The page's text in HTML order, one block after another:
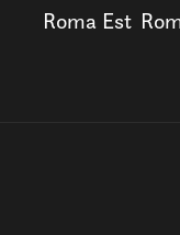
Roma Est